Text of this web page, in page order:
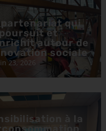
partenariat qui
et
autour de
sociale
23, 2026
à la